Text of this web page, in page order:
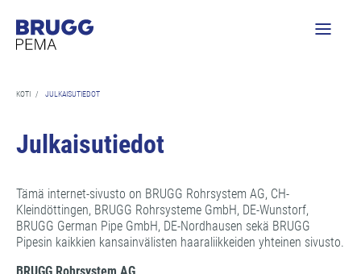
KOTI / JULKAISUTIEDOT
Julkaisutiedot
Tämä internet-sivusto on BRUGG Rohrsystem AG, CH-
Kleindöttingen, BRUGG Rohrsysteme GmbH, DE-Wunstorf,
BRUGG German Pipe GmbH, DE-Nordhausen sekä BRUGG
Pipesin kaikkien kansainvälisten haaraliikkeiden yhteinen sivusto.